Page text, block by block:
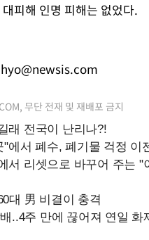
피해 인명 피해는 없었다.
hyo@newsis.com
무단 전재 및 재배포 금지